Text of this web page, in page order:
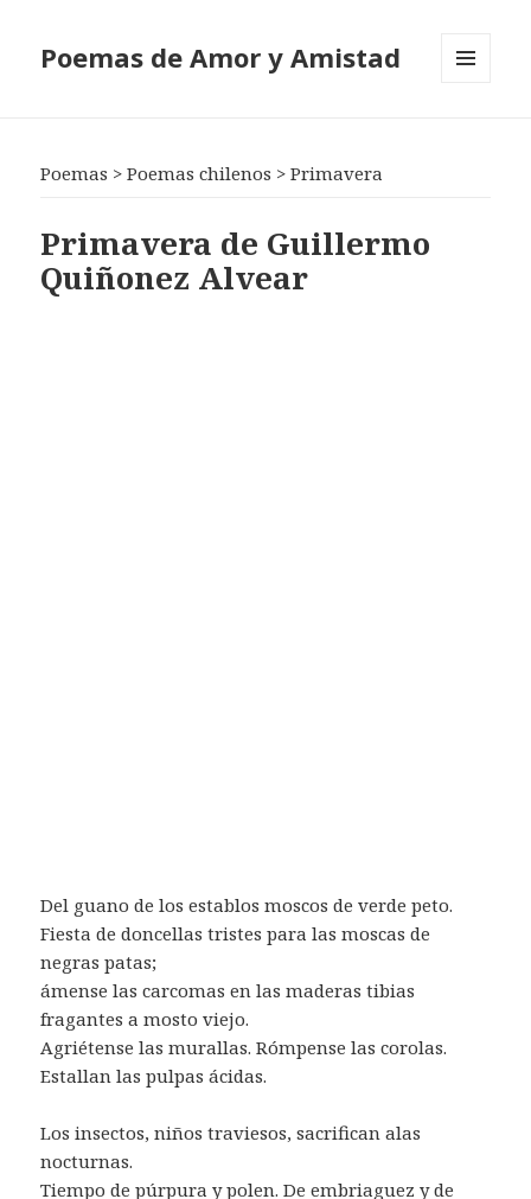
Poemas de Amor y Amistad
Poemas >Poemas chilenos >Primavera
Primavera de Guillermo
Quiñonez Alvear
Del guano de los establos moscos de verde peto.
Fiesta de doncellas tristes para las moscas de
negras patas;
ámense las carcomas en las maderas tibias
fragantes a mosto viejo.
Agriétense las murallas. Rómpense las corolas.
Estallan las pulpas ácidas.
Los insectos, niños traviesos, sacrifican alas
nocturnas.
Tiempo de púrpura y polen. De embriaguez y de